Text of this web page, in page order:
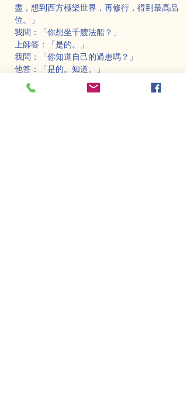
盡，想到西方極樂世界，再修行，得到最高品
位。」
我問：「你想坐千艘法船？」
上師答：「是的。」
我問：「你知道自己的過患嗎？」
他答：「是的。知道。」
「一當上了阿闍梨（上師），只是想『錢』，
想成為富豪。」這是第一過患。